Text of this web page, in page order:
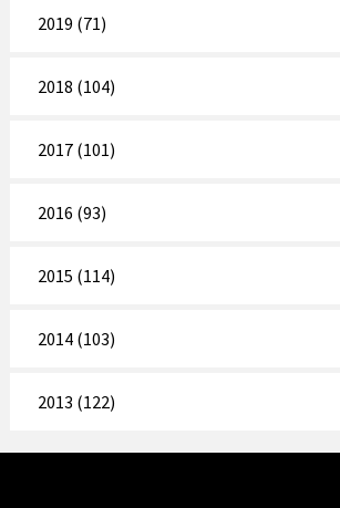
2019 (71)
2018 (104)
2017 (101)
2016 (93)
2015 (114)
2014 (103)
2013 (122)